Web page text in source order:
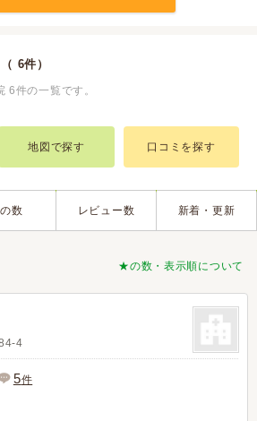
（ 6件）
6件の一覧です。
地図で探す 口コミを探す
数 レビュー数 新着・更新
★の数・表示順について
4
5件